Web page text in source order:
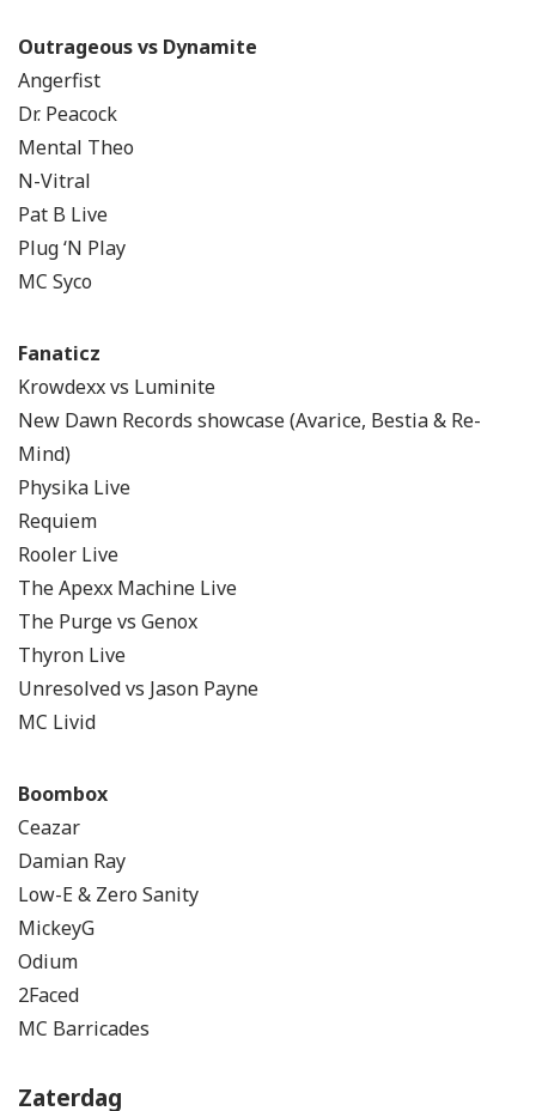
Outrageous vs Dynamite
Angerfist
Dr. Peacock
Mental Theo
N-Vitral
Pat B Live
Plug ‘N Play
MC Syco
Fanaticz
Krowdexx vs Luminite
New Dawn Records showcase (Avarice, Bestia & Re-
Mind)
Physika Live
Requiem
Rooler Live
The Apexx Machine Live
The Purge vs Genox
Thyron Live
Unresolved vs Jason Payne
MC Livid
Boombox
Ceazar
Damian Ray
Low-E & Zero Sanity
MickeyG
Odium
2Faced
MC Barricades
Zaterdag